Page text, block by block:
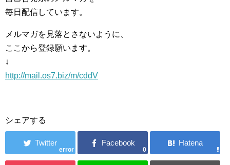
毎日配信しています。
メルマガを見落とさないように、
ここから登録願います。
↓
http://mail.os7.biz/m/cddV
シェアする
error 0